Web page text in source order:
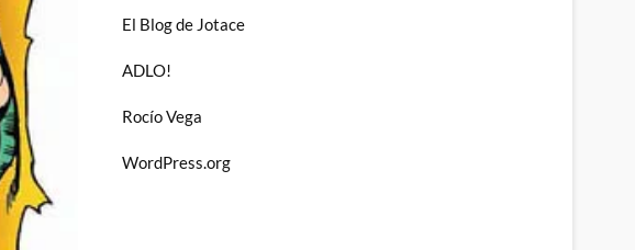
El Blog de Jotace
ADLO!
Rocío Vega
WordPress.org